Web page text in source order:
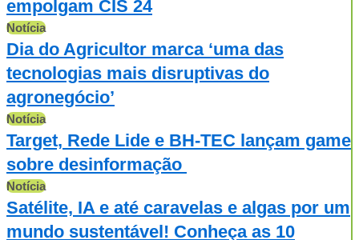
empolgam CIS 24
Notícia
Dia do Agricultor marca ‘uma das
tecnologias mais disruptivas do
agronegócio’
Notícia
Target, Rede Lide e BH-TEC lançam game
sobre desinformação
Notícia
Satélite, IA e até caravelas e algas por um
mundo sustentável! Conheça as 10